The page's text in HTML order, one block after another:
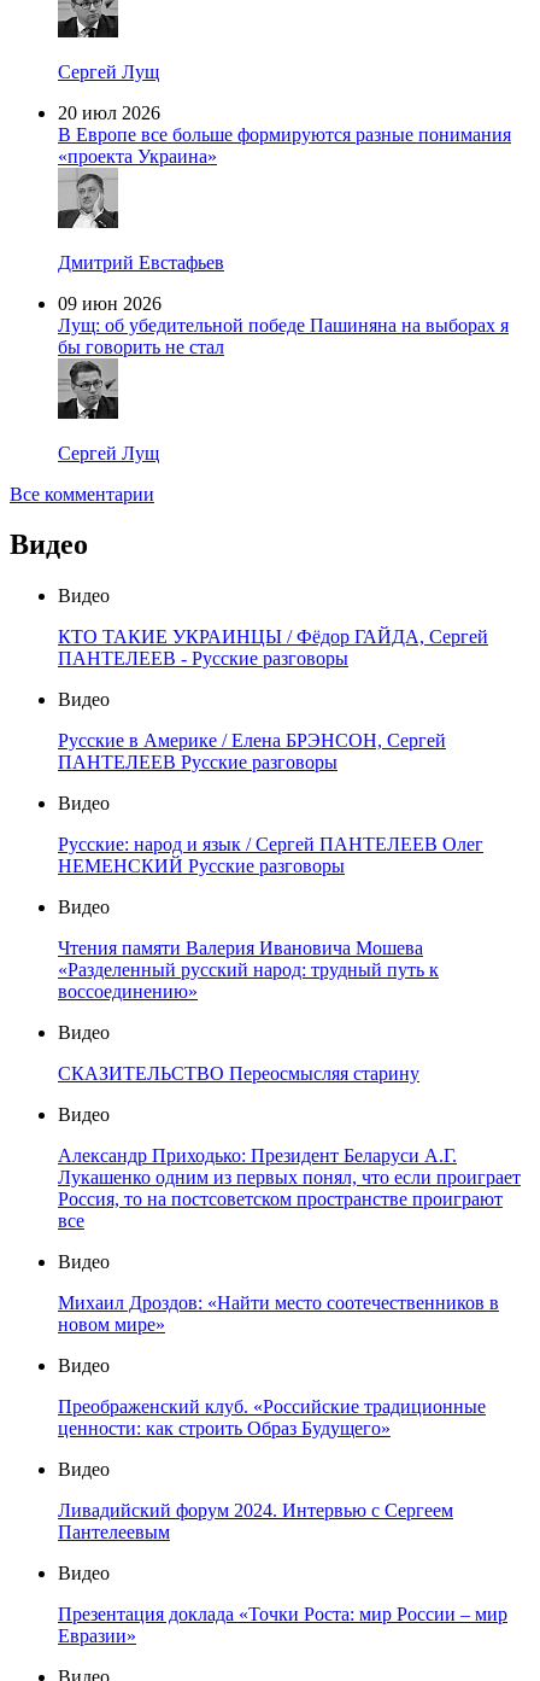
Сергей Лущ
20 июл 2026
В Европе все больше формируются разные понимания
«проекта Украина»
Дмитрий Евстафьев
09 июн 2026
Лущ: об убедительной победе Пашиняна на выборах я
бы говорить не стал
Сергей Лущ
Все комментарии
Видео
Видео
КТО ТАКИЕ УКРАИНЦЫ / Фёдор ГАЙДА, Сергей
ПАНТЕЛЕЕВ - Русские разговоры
Видео
Русские в Америке / Елена БРЭНСОН, Сергей
ПАНТЕЛЕЕВ Русские разговоры
Видео
Русские: народ и язык / Сергей ПАНТЕЛЕЕВ Олег
НЕМЕНСКИЙ Русские разговоры
Видео
Чтения памяти Валерия Ивановича Мошева
«Разделенный русский народ: трудный путь к
воссоединению»
Видео
СКАЗИТЕЛЬСТВО Переосмысляя старину
Видео
Александр Приходько: Президент Беларуси А.Г.
Лукашенко одним из первых понял, что если проиграет
Россия, то на постсоветском пространстве проиграют
все
Видео
Михаил Дроздов: «Найти место соотечественников в
новом мире»
Видео
Преображенский клуб. «Российские традиционные
ценности: как строить Образ Будущего»
Видео
Ливадийский форум 2024. Интервью с Сергеем
Пантелеевым
Видео
Презентация доклада «Точки Роста: мир России – мир
Евразии»